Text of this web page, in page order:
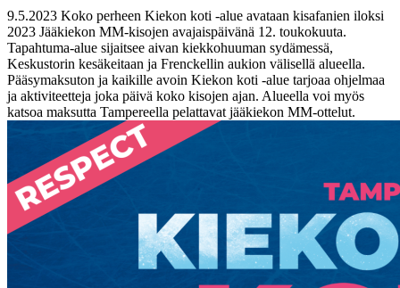
9.5.2023 Koko perheen Kiekon koti -alue avataan kisafanien iloksi
2023 Jääkiekon MM-kisojen avajaispäivänä 12. toukokuuta.
Tapahtuma-alue sijaitsee aivan kiekkohuuman sydämessä,
Keskustorin kesäkeitaan ja Frenckellin aukion välisellä alueella.
Pääsymaksuton ja kaikille avoin Kiekon koti -alue tarjoaa ohjelmaa
ja aktiviteetteja joka päivä koko kisojen ajan. Alueella voi myös
katsoa maksutta Tampereella pelattavat jääkiekon MM-ottelut.